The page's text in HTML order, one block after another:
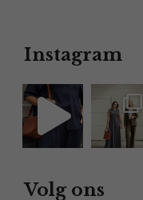
Instagram
Volg ons